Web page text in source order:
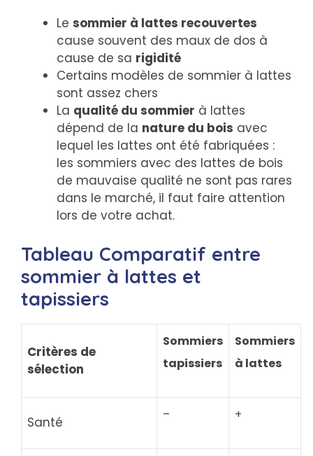
Le sommier à lattes recouvertes
cause souvent des maux de dos à
cause de sa rigidité
Certains modèles de sommier à lattes
sont assez chers
La qualité du sommier à lattes
dépend de la nature du bois avec
lequel les lattes ont été fabriquées :
les sommiers avec des lattes de bois
de mauvaise qualité ne sont pas rares
dans le marché, il faut faire attention
lors de votre achat.
Tableau Comparatif entre
sommier à lattes et
tapissiers
Critères de
sélection
Sommiers
tapissiers
Sommiers
à lattes
Santé – +